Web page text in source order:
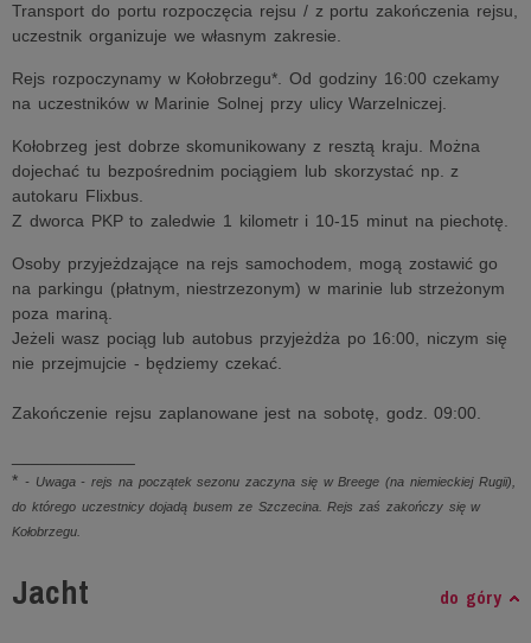
Transport do portu rozpoczęcia rejsu / z portu zakończenia rejsu,
uczestnik organizuje we własnym zakresie.
Rejs rozpoczynamy w Kołobrzegu*. Od godziny 16:00 czekamy
na uczestników w Marinie Solnej przy ulicy Warzelniczej.
Kołobrzeg jest dobrze skomunikowany z resztą kraju. Można
dojechać tu bezpośrednim pociągiem lub skorzystać np. z
autokaru Flixbus.
Z dworca PKP to zaledwie 1 kilometr i 10-15 minut na piechotę.
Osoby przyjeżdzające na rejs samochodem, mogą zostawić go
na parkingu (płatnym, niestrzezonym) w marinie lub strzeżonym
poza mariną.
Jeżeli wasz pociąg lub autobus przyjeżdża po 16:00, niczym się
nie przejmujcie - będziemy czekać.
Zakończenie rejsu zaplanowane jest na sobotę, godz. 09:00.
* - Uwaga - rejs na początek sezonu zaczyna się w Breege (na niemieckiej Rugii),
do którego uczestnicy dojadą busem ze Szczecina. Rejs zaś zakończy się w
Kołobrzegu.
Jacht do góry